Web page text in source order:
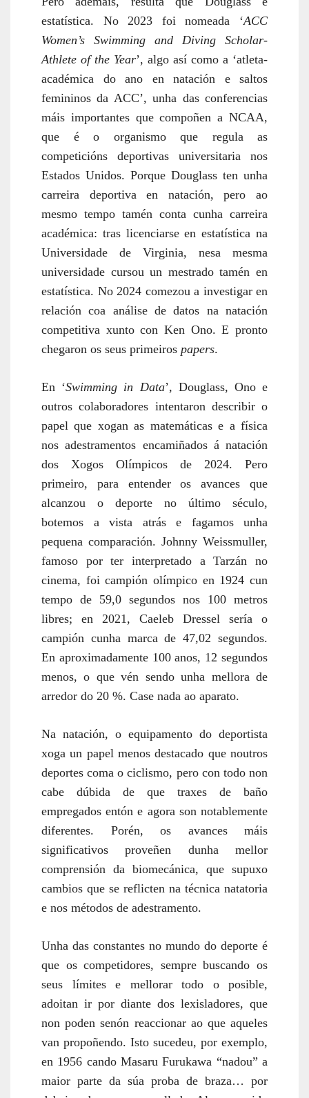
estatística. No 2023 foi nomeada ‘ACC
Women’s Swimming and Diving Scholar-
Athlete of the Year’, algo así como a ‘atleta-
académica do ano en natación e saltos
femininos da ACC’, unha das conferencias
máis importantes que compoñen a NCAA,
que é o organismo que regula as
competicións deportivas universitaria nos
Estados Unidos. Porque Douglass ten unha
carreira deportiva en natación, pero ao
mesmo tempo tamén conta cunha carreira
académica: tras licenciarse en estatística na
Universidade de Virginia, nesa mesma
universidade cursou un mestrado tamén en
estatística. No 2024 comezou a investigar en
relación coa análise de datos na natación
competitiva xunto con Ken Ono. E pronto
chegaron os seus primeiros papers.
En ‘Swimming in Data’, Douglass, Ono e
outros colaboradores intentaron describir o
papel que xogan as matemáticas e a física
nos adestramentos encamiñados á natación
dos Xogos Olímpicos de 2024. Pero
primeiro, para entender os avances que
alcanzou o deporte no último século,
botemos a vista atrás e fagamos unha
pequena comparación. Johnny Weissmuller,
famoso por ter interpretado a Tarzán no
cinema, foi campión olímpico en 1924 cun
tempo de 59,0 segundos nos 100 metros
libres; en 2021, Caeleb Dressel sería o
campión cunha marca de 47,02 segundos.
En aproximadamente 100 anos, 12 segundos
menos, o que vén sendo unha mellora de
arredor do 20 %. Case nada ao aparato.
Na natación, o equipamento do deportista
xoga un papel menos destacado que noutros
deportes coma o ciclismo, pero con todo non
cabe dúbida de que traxes de baño
empregados entón e agora son notablemente
diferentes. Porén, os avances máis
significativos proveñen dunha mellor
comprensión da biomecánica, que supuxo
cambios que se reflicten na técnica natatoria
e nos métodos de adestramento.
Unha das constantes no mundo do deporte é
que os competidores, sempre buscando os
seus límites e mellorar todo o posible,
adoitan ir por diante dos lexisladores, que
non poden senón reaccionar ao que aqueles
van propoñendo. Isto sucedeu, por exemplo,
en 1956 cando Masaru Furukawa “nadou” a
maior parte da súa proba de braza… por